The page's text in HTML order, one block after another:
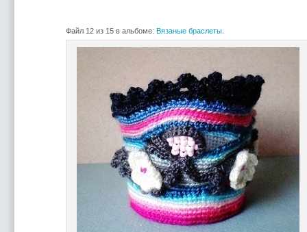
Файл 12 из 15 в альбоме: Вязаные браслеты.